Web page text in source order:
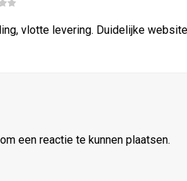
vlotte levering. Duidelijke
om een reactie te kunnen plaatsen.